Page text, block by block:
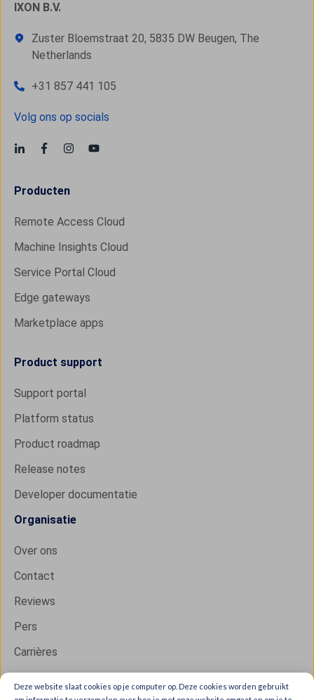
Deze website slaat cookies op je computer op. Deze cookies worden gebruikt
IXON B.V.
Zuster Bloemstraat 20, 5835 DW Beugen, The
Netherlands
+31 857 441 105
Volg ons op socials
Producten
Remote Access Cloud
Machine Insights Cloud
Service Portal Cloud
Edge gateways
Marketplace apps
Product support
Support portal
Platform status
Product roadmap
Release notes
Developer documentatie
Organisatie
Over ons
Contact
Reviews
Pers
Carrières